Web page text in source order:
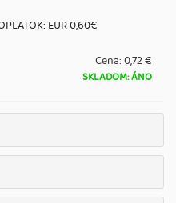
EUR 0,60€
Cena:0,72 €
SKLADOM: ÁNO